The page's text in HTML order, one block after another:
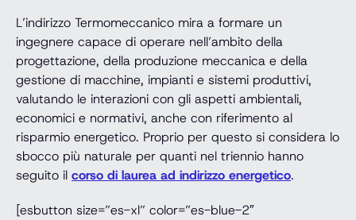
L’indirizzo Termomeccanico mira a formare un
ingegnere capace di operare nell’ambito della
progettazione, della produzione meccanica e della
gestione di macchine, impianti e sistemi produttivi,
valutando le interazioni con gli aspetti ambientali,
economici e normativi, anche con riferimento al
risparmio energetico. Proprio per questo si considera lo
sbocco più naturale per quanti nel triennio hanno
seguito il corso di laurea ad indirizzo energetico.
[esbutton size=”es-xl” color=”es-blue-2″